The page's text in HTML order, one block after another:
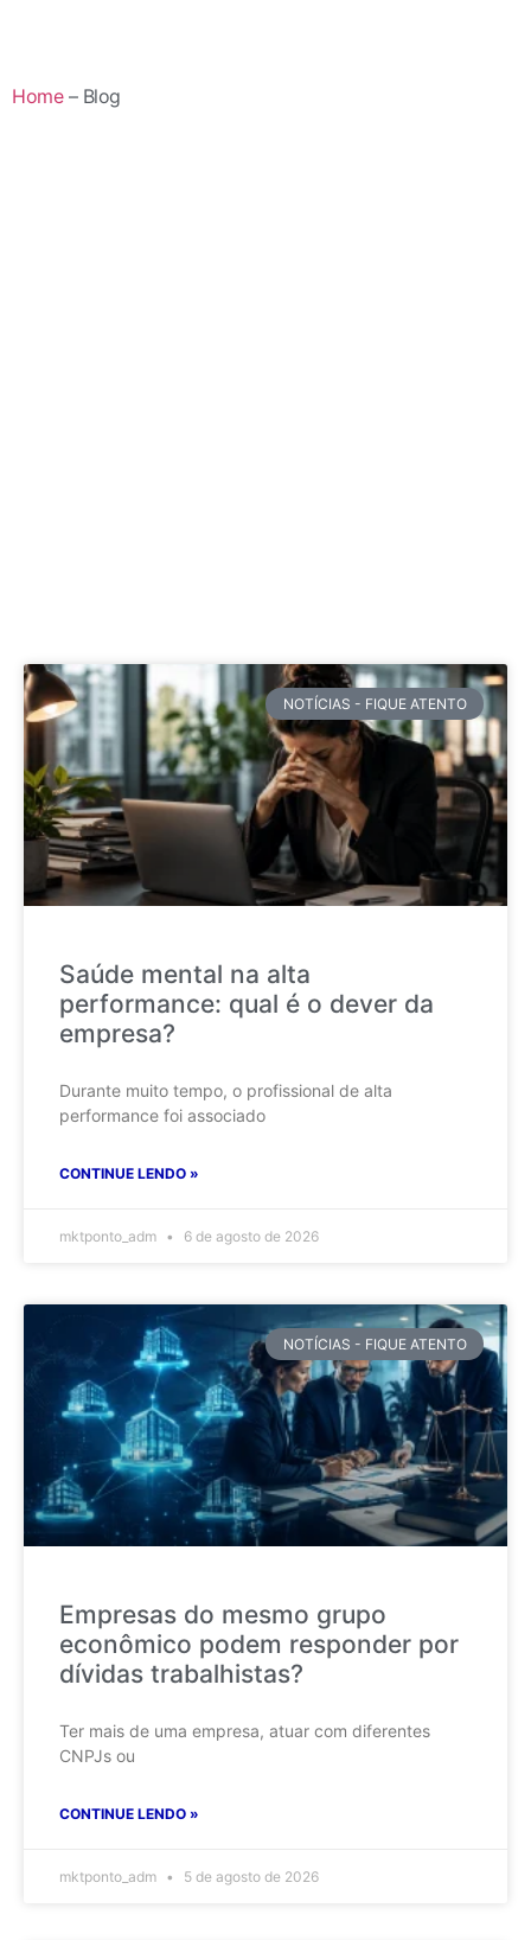
Home– Blog
NOTÍCIAS - FIQUE ATENTO
Saúde mental na alta
performance: qual é o dever da
empresa?
Durante muito tempo, o profissional de alta
performance foi associado
CONTINUE LENDO »
mktponto_adm 6 de agosto de 2026
NOTÍCIAS - FIQUE ATENTO
Empresas do mesmo grupo
econômico podem responder por
dívidas trabalhistas?
Ter mais de uma empresa, atuar com diferentes
CNPJs ou
CONTINUE LENDO »
mktponto_adm 5 de agosto de 2026